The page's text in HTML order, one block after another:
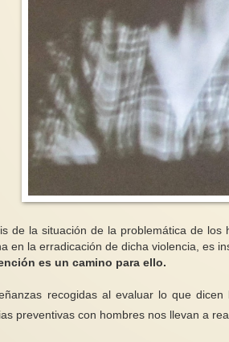
de la situación de la problemática de
en la erradicación de dicha violencia, es
es un camino para ello.
recogidas al evaluar lo que
preventivas con hombres nos llevan a